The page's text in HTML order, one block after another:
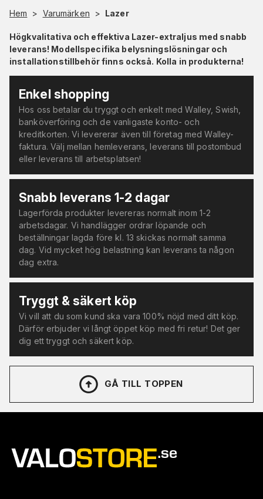
Hem > Varumärken > Lazer
Högkvalitativa och effektiva Lazer-extraljus med snabb
leverans! Modellspecifika belysningslösningar och
installationstillbehör finns också. Kolla in produkterna!
Enkel shopping
Hos oss betalar du tryggt och enkelt med Walley, Swish,
banköverföring och de vanligaste konto- och
kreditkorten. Vi levererar även till företag med Walley-
faktura. Välj mellan hemleverans, leverans till postombud
eller leverans till arbetsplatsen!
Snabb leverans 1-2 dagar
Lagerförda produkter levereras normalt inom 1-2
arbetsdagar. Vi handlägger ordrar löpande och
beställningar lagda före kl. 13 skickas normalt samma
dag. Vid mycket hög belastning kan leverans ta någon
dag extra.
Tryggt & säkert köp
Vi vill att du som kund ska vara 100% nöjd med ditt köp.
Därför erbjuder vi långt öppet köp med fri retur! Det ger
dig ett tryggt och säkert köp.
GÅ TILL TOPPEN